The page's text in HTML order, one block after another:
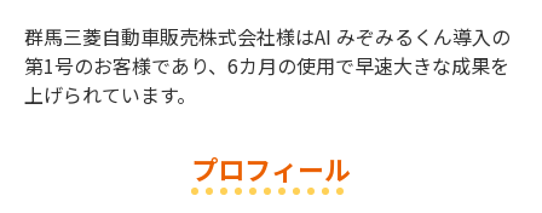
群馬三菱自動車販売株式会社様はAI みぞみるくん導入の
第1号のお客様であり、6カ月の使用で早速大きな成果を
上げられています。
プロフィール